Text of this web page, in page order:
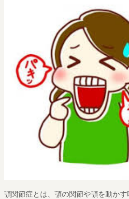
顎関節症とは、顎の関節や顎を動かす